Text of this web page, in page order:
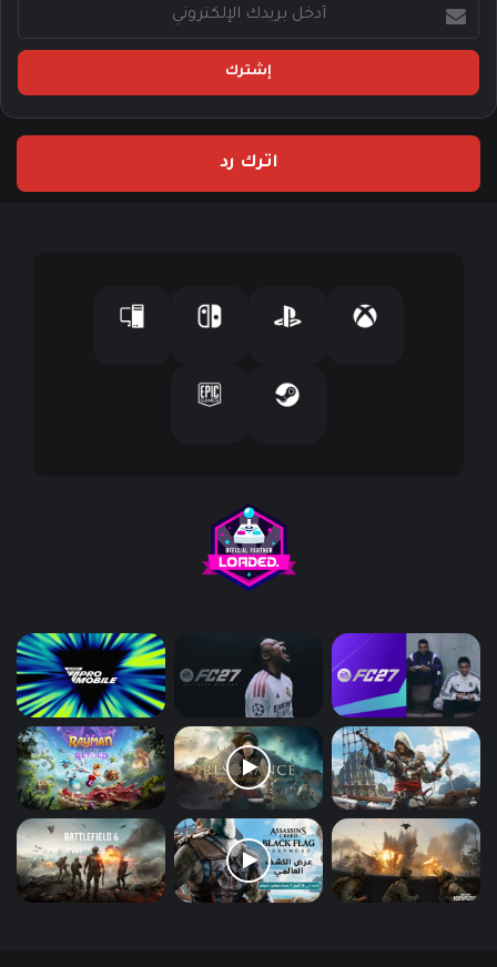
خ
ب
ر
ك
اترك رد